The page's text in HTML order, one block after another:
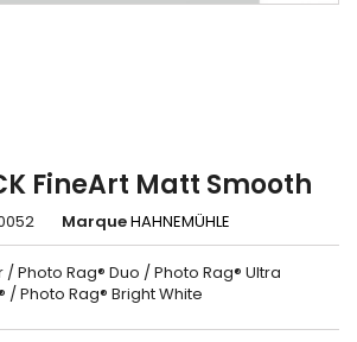
FineArt Matt Smooth
MarqueHAHNEMÜHLE
/ Photo Rag® Duo / Photo Rag® Ultra
/ Photo Rag® Bright White